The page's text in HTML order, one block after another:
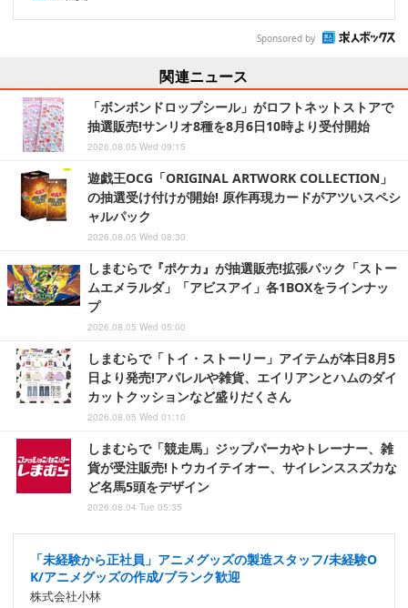
Sponsored by
関連ニュース
「ボンボンドロップシール」がロフトネットストアで
抽選販売!サンリオ8種を8月6日10時より受付開始
2026.08.05 Wed 09:15
遊戯王OCG「ORIGINAL ARTWORK COLLECTION」
の抽選受け付けが開始! 原作再現カードがアツいスペシ
ャルパック
2026.08.05 Wed 08:30
しまむらで『ポケカ』が抽選販売!拡張パック「ストー
ムエメラルダ」「アビスアイ」各1BOXをラインナッ
プ
2026.08.05 Wed 05:00
しまむらで「トイ・ストーリー」アイテムが本日8月5
日より発売!アパレルや雑貨、エイリアンとハムのダイ
カットクッションなど盛りだくさん
2026.08.05 Wed 01:10
しまむらで「競走馬」ジップパーカやトレーナー、雑
貨が受注販売!トウカイテイオー、サイレンススズカな
ど名馬5頭をデザイン
2026.08.04 Tue 05:35
「未経験から正社員」アニメグッズの製造スタッフ/未経験O
K/アニメグッズの作成/ブランク歓迎
株式会社小林